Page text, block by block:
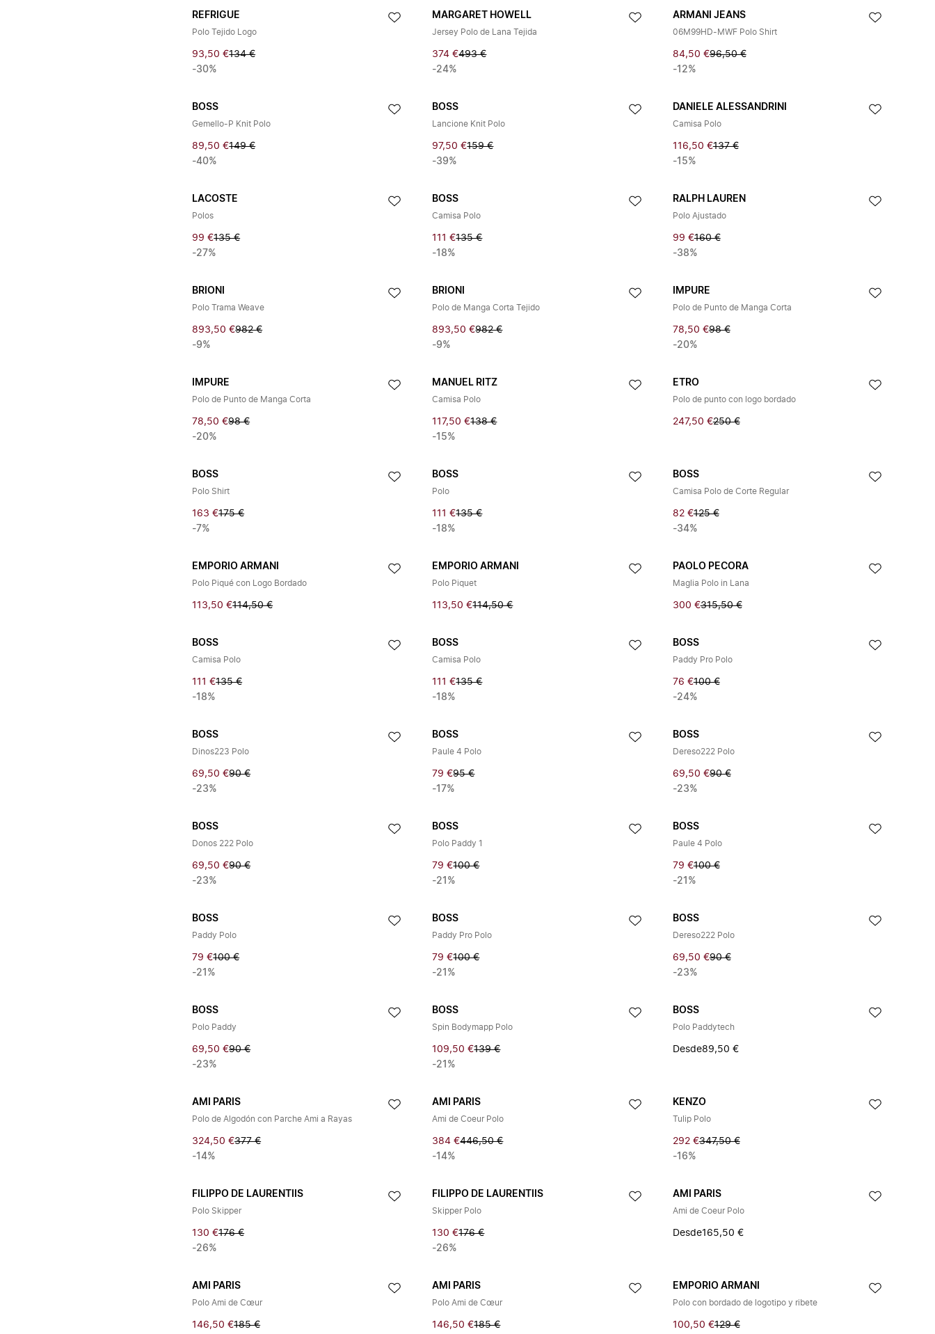
REFRIGUE
Polo Tejido Logo
93,50 €134 €
-30%
MARGARET HOWELL
Jersey Polo de Lana Tejida
374 €493 €
-24%
ARMANI JEANS
06M99HD-MWF Polo Shirt
84,50 €96,50 €
-12%
BOSS
Gemello-P Knit Polo
89,50 €149 €
-40%
BOSS
Lancione Knit Polo
97,50 €159 €
-39%
DANIELE ALESSANDRINI
Camisa Polo
116,50 €137 €
-15%
LACOSTE
Polos
99 €135 €
-27%
BOSS
Camisa Polo
111 €135 €
-18%
RALPH LAUREN
Polo Ajustado
99 €160 €
-38%
BRIONI
Polo Trama Weave
893,50 €982 €
-9%
BRIONI
Polo de Manga Corta Tejido
893,50 €982 €
-9%
IMPURE
Polo de Punto de Manga Corta
78,50 €98 €
-20%
IMPURE
Polo de Punto de Manga Corta
78,50 €98 €
-20%
MANUEL RITZ
Camisa Polo
117,50 €138 €
-15%
ETRO
Polo de punto con logo bordado
247,50 €250 €
BOSS
Polo Shirt
163 €175 €
-7%
BOSS
Polo
111 €135 €
-18%
BOSS
Camisa Polo de Corte Regular
82 €125 €
-34%
EMPORIO ARMANI
Polo Piqué con Logo Bordado
113,50 €114,50 €
EMPORIO ARMANI
Polo Piquet
113,50 €114,50 €
PAOLO PECORA
Maglia Polo in Lana
300 €315,50 €
BOSS
Camisa Polo
111 €135 €
-18%
BOSS
Camisa Polo
111 €135 €
-18%
BOSS
Paddy Pro Polo
76 €100 €
-24%
BOSS
Dinos223 Polo
69,50 €90 €
-23%
BOSS
Paule 4 Polo
79 €95 €
-17%
BOSS
Dereso222 Polo
69,50 €90 €
-23%
BOSS
Donos 222 Polo
69,50 €90 €
-23%
BOSS
Polo Paddy 1
79 €100 €
-21%
BOSS
Paule 4 Polo
79 €100 €
-21%
BOSS
Paddy Polo
79 €100 €
-21%
BOSS
Paddy Pro Polo
79 €100 €
-21%
BOSS
Dereso222 Polo
69,50 €90 €
-23%
BOSS
Polo Paddy
69,50 €90 €
-23%
BOSS
Spin Bodymapp Polo
109,50 €139 €
-21%
BOSS
Polo Paddytech
Desde89,50 €
AMI PARIS
Polo de Algodón con Parche Ami a Rayas
324,50 €377 €
-14%
AMI PARIS
Ami de Coeur Polo
384 €446,50 €
-14%
KENZO
Tulip Polo
292 €347,50 €
-16%
FILIPPO DE LAURENTIIS
Polo Skipper
130 €176 €
-26%
FILIPPO DE LAURENTIIS
Skipper Polo
130 €176 €
-26%
AMI PARIS
Ami de Coeur Polo
Desde165,50 €
AMI PARIS
Polo Ami de Cœur
146,50 €185 €
AMI PARIS
Polo Ami de Cœur
146,50 €185 €
EMPORIO ARMANI
Polo con bordado de logotipo y ribete
100,50 €129 €